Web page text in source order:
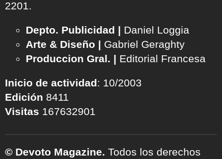
2201.
Depto. Publicidad | Daniel Loggia
Arte & Diseño | Gabriel Geraghty
Produccion Gral. | Editorial Francesa
Inicio de actividad: 10/2003
Edición 8411
Visitas 167632901
© Devoto Magazine. Todos los derechos